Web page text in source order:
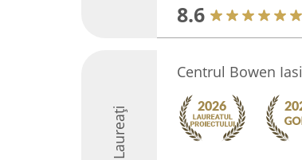
8.6
Laureați
Centrul Bowen Iasi